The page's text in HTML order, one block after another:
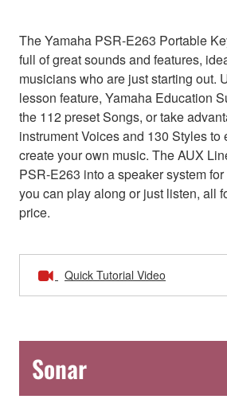
The Yamaha PSR-E263 Portable
full of great sounds and features,
musicians who are just starting out.
lesson feature, Yamaha Education
the 112 preset Songs, or take
instrument Voices and 130 Styles to
create your own music. The AUX
PSR-E263 into a speaker system
you can play along or just listen, all
price.
Quick Tutorial Video
Sonar